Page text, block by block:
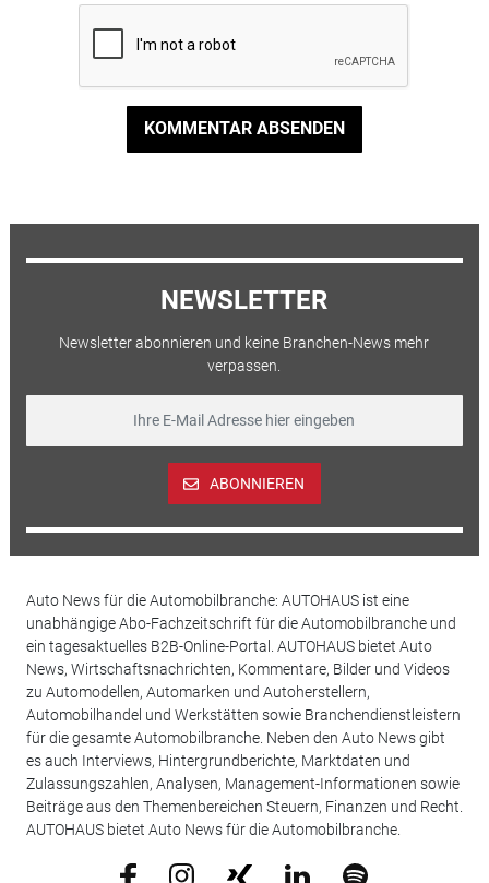
KOMMENTAR ABSENDEN
NEWSLETTER
Newsletter abonnieren und keine Branchen-News mehr
verpassen.
ABONNIEREN
Auto News für die Automobilbranche: AUTOHAUS ist eine
unabhängige Abo-Fachzeitschrift für die Automobilbranche und
ein tagesaktuelles B2B-Online-Portal. AUTOHAUS bietet Auto
News, Wirtschaftsnachrichten, Kommentare, Bilder und Videos
zu Automodellen, Automarken und Autoherstellern,
Automobilhandel und Werkstätten sowie Branchendienstleistern
für die gesamte Automobilbranche. Neben den Auto News gibt
es auch Interviews, Hintergrundberichte, Marktdaten und
Zulassungszahlen, Analysen, Management-Informationen sowie
Beiträge aus den Themenbereichen Steuern, Finanzen und Recht.
AUTOHAUS bietet Auto News für die Automobilbranche.